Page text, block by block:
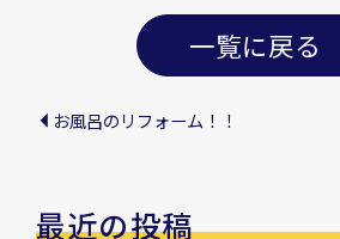
一覧に戻る
お風呂のリフォーム！！
最近の投稿